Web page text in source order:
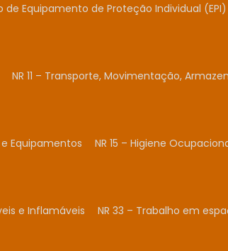
de Equipamento de Proteção Individual (EPI)
NR 11 – Transporte, Movimentação,
Equipamentos NR 15 – Higiene
e Inflamáveis NR 33 – Trabalho em